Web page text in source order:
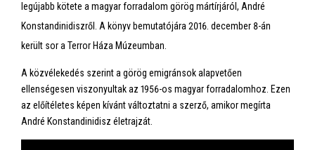
legújabb kötete a magyar forradalom görög mártírjáról, André
Konstandinidiszről. A könyv bemutatójára 2016. december 8-án
került sor a Terror Háza Múzeumban.
A közvélekedés szerint a görög emigránsok alapvetően
ellenségesen viszonyultak az 1956-os magyar forradalomhoz. Ezen
az előítéletes képen kívánt változtatni a szerző, amikor megírta
André Konstandinidisz életrajzát.